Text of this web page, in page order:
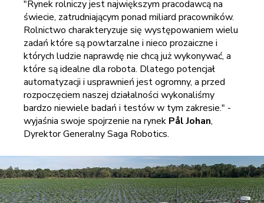
"Rynek rolniczy jest największym pracodawcą na
świecie, zatrudniającym ponad miliard pracowników.
Rolnictwo charakteryzuje się występowaniem wielu
zadań które są powtarzalne i nieco prozaiczne i
których ludzie naprawdę nie chcą już wykonywać, a
które są idealne dla robota. Dlatego potencjał
automatyzacji i usprawnień jest ogromny, a przed
rozpoczęciem naszej działalności wykonaliśmy
bardzo niewiele badań i testów w tym zakresie." -
wyjaśnia swoje spojrzenie na rynek Pål Johan,
Dyrektor Generalny Saga Robotics.